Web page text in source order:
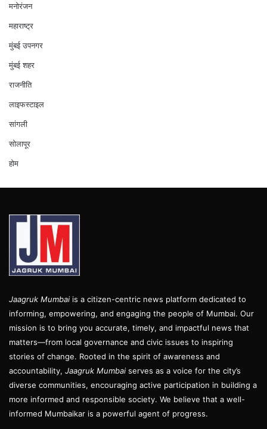
मनोरंजन
महाराष्ट्र
मुंबई उपनगर
मुंबई शहर
राजनीति
लाइफस्टाइल
सांगली
सोलापूर
होम
Jaagruk Mumbai is a citizen-centric news platform dedicated to
informing, empowering, and engaging the people of Mumbai. Our
mission is to bring you accurate, timely, and impactful news that
matters—from local governance and civic issues to inspiring
stories of change. Rooted in the spirit of awareness and
accountability, Jaagruk Mumbai serves as a voice for the city’s
diverse communities, encouraging active participation in building a
more informed and responsible society. We believe that a well-
informed Mumbaikar is a powerful agent of progress.